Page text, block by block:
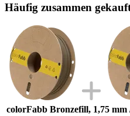
Häufig zusammen
colorFabb Bronzefill, 1,75 mm